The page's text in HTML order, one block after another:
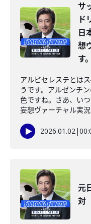
サ
ド
日
想
す。
アルビセレステとは
うです。アルゼンチ
色ですね。さあ、い
妄想ヴァーチャル実
2026.01.02|
元
対